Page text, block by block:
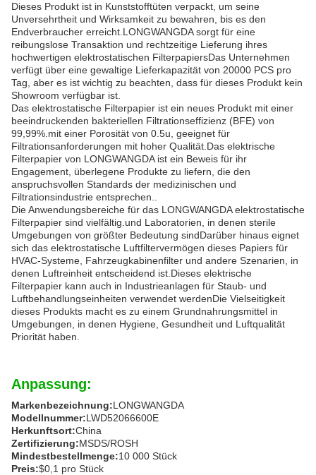
Dieses Produkt ist in Kunststofftüten verpackt, um seine
Unversehrtheit und Wirksamkeit zu bewahren, bis es den
Endverbraucher erreicht.LONGWANGDA sorgt für eine
reibungslose Transaktion und rechtzeitige Lieferung ihres
hochwertigen elektrostatischen FilterpapiersDas Unternehmen
verfügt über eine gewaltige Lieferkapazität von 20000 PCS pro
Tag, aber es ist wichtig zu beachten, dass für dieses Produkt kein
Showroom verfügbar ist.
Das elektrostatische Filterpapier ist ein neues Produkt mit einer
beeindruckenden bakteriellen Filtrationseffizienz (BFE) von
99,99%.mit einer Porosität von 0.5u, geeignet für
Filtrationsanforderungen mit hoher Qualität.Das elektrische
Filterpapier von LONGWANGDA ist ein Beweis für ihr
Engagement, überlegene Produkte zu liefern, die den
anspruchsvollen Standards der medizinischen und
Filtrationsindustrie entsprechen..
Die Anwendungsbereiche für das LONGWANGDA elektrostatische
Filterpapier sind vielfältig.und Laboratorien, in denen sterile
Umgebungen von größter Bedeutung sindDarüber hinaus eignet
sich das elektrostatische Luftfiltervermögen dieses Papiers für
HVAC-Systeme, Fahrzeugkabinenfilter und andere Szenarien, in
denen Luftreinheit entscheidend ist.Dieses elektrische
Filterpapier kann auch in Industrieanlagen für Staub- und
Luftbehandlungseinheiten verwendet werdenDie Vielseitigkeit
dieses Produkts macht es zu einem Grundnahrungsmittel in
Umgebungen, in denen Hygiene, Gesundheit und Luftqualität
Priorität haben.
Anpassung:
Markenbezeichnung:LONGWANGDA
Modellnummer:LWD52066600E
Herkunftsort:China
Zertifizierung:MSDS/ROSH
Mindestbestellmenge:10 000 Stück
Preis:$0,1 pro Stück